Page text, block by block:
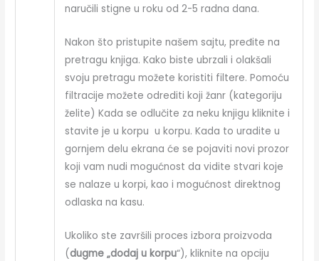
naručili stigne u roku od 2-5 radna dana.
Nakon što pristupite našem sajtu, pređite na
pretragu knjiga. Kako biste ubrzali i olakšali
svoju pretragu možete koristiti filtere. Pomoću
filtracije možete odrediti koji žanr (kategoriju
želite) Kada se odlučite za neku knjigu kliknite i
stavite je u korpu u korpu. Kada to uradite u
gornjem delu ekrana će se pojaviti novi prozor
koji vam nudi mogućnost da vidite stvari koje
se nalaze u korpi, kao i mogućnost direktnog
odlaska na kasu.
Ukoliko ste završili proces izbora proizvoda
(dugme „dodaj u korpu“), kliknite na opciju